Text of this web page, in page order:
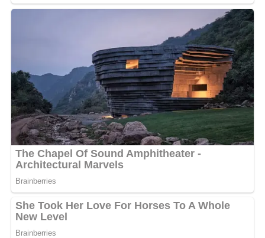
Réalisé par le talentueux studio Dynastie Films
d’Amenem, le clip promet une ambiance festive et
élégante. Avec ce morceau, véritable hymne au mariage,
Princesse 12 démontre encore une fois sa capacité à se
renouveler, tout en soutenant la jeune génération. Une
collaboration pleine de fraîcheur, de tendresse… et de
promesses.
MOTS-CLÉS : UNE